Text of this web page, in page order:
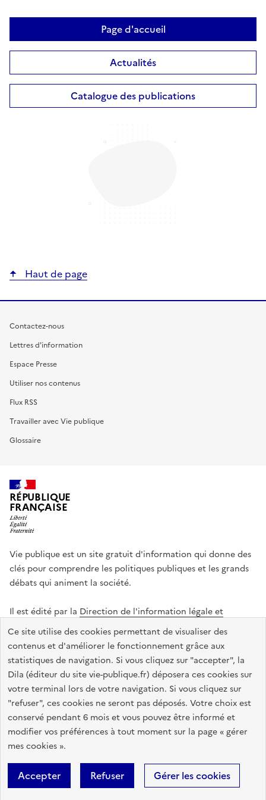
Ce site utilise des cookies permettant de visualiser des
contenus et d'améliorer le fonctionnement grâce aux
statistiques de navigation. Si vous cliquez sur "accepter", la
Dila (éditeur du site vie-publique.fr) déposera ces cookies sur
votre terminal lors de votre navigation. Si vous cliquez sur
"refuser", ces cookies ne seront pas déposés. Votre choix est
conservé pendant 6 mois et vous pouvez être informé et
modifier vos préférences à tout moment sur la page « gérer
mes cookies ».
Accepter Refuser Gérer les cookies
Page d'accueil
Actualités
Catalogue des publications
Haut de page
Contactez-nous
Lettres d'information
Espace Presse
Utiliser nos contenus
Flux RSS
Travailler avec Vie publique
Glossaire
RÉPUBLIQUE
FRANÇAISE
Vie publique est un site gratuit d'information qui donne des
clés pour comprendre les politiques publiques et les grands
débats qui animent la société.
Il est édité par la Direction de l'information légale et
administrative
legifrance.gouv.fr info.gouv.fr
data.gouv.fr
service-public.gouv.fr
Accessibilité : totalement conforme
Données personnelles
Sauf mention contraire, tous les textes de ce site sont sous